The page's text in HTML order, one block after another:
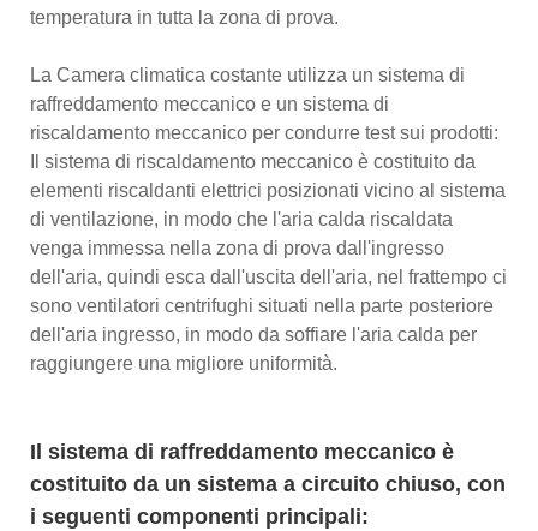
temperatura in tutta la zona di prova.
La Camera climatica costante utilizza un sistema di
raffreddamento meccanico e un sistema di
riscaldamento meccanico per condurre test sui prodotti:
Il sistema di riscaldamento meccanico è costituito da
elementi riscaldanti elettrici posizionati vicino al sistema
di ventilazione, in modo che l'aria calda riscaldata
venga immessa nella zona di prova dall'ingresso
dell'aria, quindi esca dall'uscita dell'aria, nel frattempo ci
sono ventilatori centrifughi situati nella parte posteriore
dell'aria ingresso, in modo da soffiare l'aria calda per
raggiungere una migliore uniformità.
Il sistema di raffreddamento meccanico è
costituito da un sistema a circuito chiuso, con
i seguenti componenti principali: